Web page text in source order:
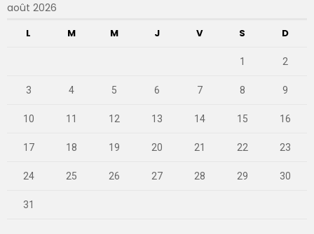
août 2026
L M M J V S D
1 2
3 4 5 6 7 8 9
10 11 12 13 14 15 16
17 18 19 20 21 22 23
24 25 26 27 28 29 30
31